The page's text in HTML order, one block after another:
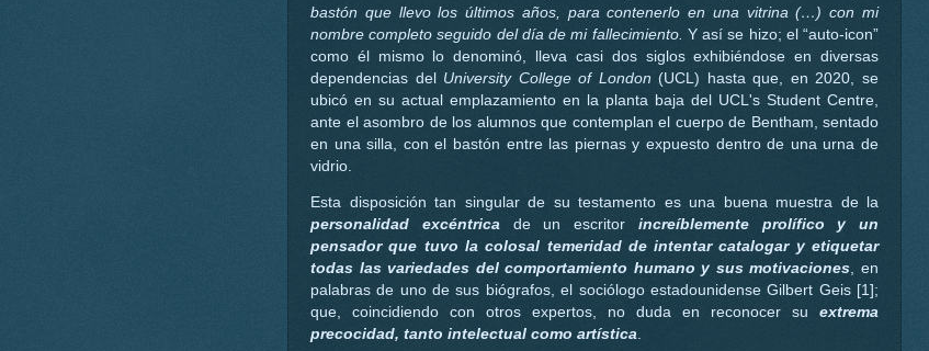
bastón que llevo los últimos años, para contenerlo en una vitrina (…) con mi
nombre completo seguido del día de mi fallecimiento. Y así se hizo; el “auto-icon”
como él mismo lo denominó, lleva casi dos siglos exhibiéndose en diversas
dependencias del University College of London (UCL) hasta que, en 2020, se
ubicó en su actual emplazamiento en la planta baja del UCL's Student Centre,
ante el asombro de los alumnos que contemplan el cuerpo de Bentham, sentado
en una silla, con el bastón entre las piernas y expuesto dentro de una urna de
vidrio.
Esta disposición tan singular de su testamento es una buena muestra de la
personalidad excéntricade un escritor increíblemente prolífico y un
pensador que tuvo la colosal temeridad de intentar catalogar y etiquetar
todas las variedades del comportamiento humano y sus motivaciones, en
palabras de uno de sus biógrafos, el sociólogo estadounidense Gilbert Geis [1];
que, coincidiendo con otros expertos, no duda en reconocer su extrema
precocidad, tanto intelectual como artística.